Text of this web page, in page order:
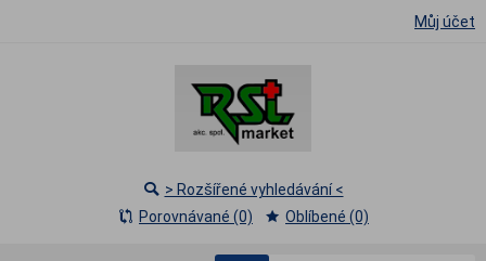
Můj účet
> Rozšířené vyhledávání <
Porovnávané (0)
Oblíbené (0)